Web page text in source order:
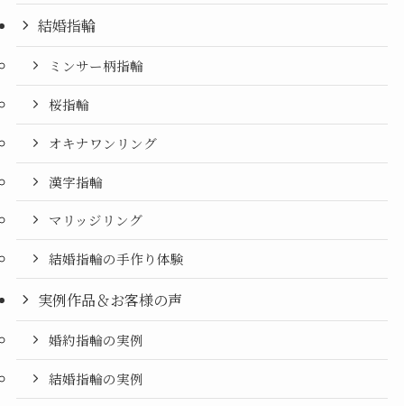
結婚指輪
ミンサー柄指輪
桜指輪
オキナワンリング
漢字指輪
マリッジリング
結婚指輪の手作り体験
実例作品＆お客様の声
婚約指輪の実例
結婚指輪の実例